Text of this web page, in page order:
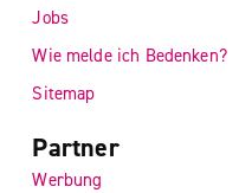
Jobs
Wie melde ich Bedenken?
Sitemap
Partner
Werbung